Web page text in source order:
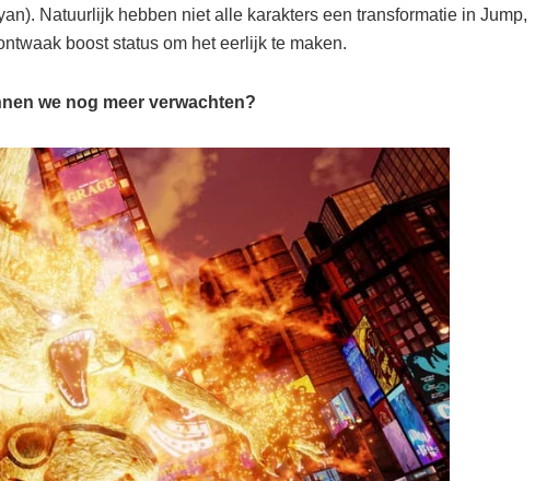
Natuurlijk hebben niet alle karakters een transformatie in Jump,
boost status om het eerlijk te maken.
we nog meer verwachten?